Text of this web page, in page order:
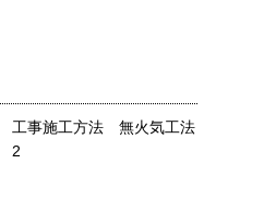
工事施工方法 無火気工法
2